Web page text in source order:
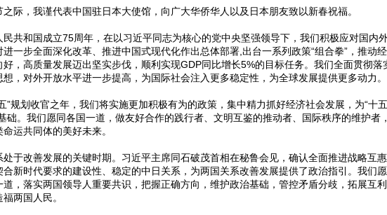
际，我谨代表中国驻日本大使馆，向广大华侨华人以及日本朋友致以新春祝福。
民共和国成立75周年，在以习近平同志为核心的党中央坚强领导下，我们积极应对国内
一步全面深化改革、推进中国式现代化作出总体部署,出台一系列政策“组合拳”，推动经
好，高质量发展迈出坚实步伐，顺利实现GDP同比增长5%的目标任务。我们全面贯彻落
想，对外开放水平进一步提高，为国际社会注入更多稳定性，为全球发展提供更多动力。
”规划收官之年，我们将实施更加积极有为的政策，集中精力抓好经济社会发展，为“十五
础。我们愿同各国一道，做友好合作的践行者、文明互鉴的推动者、国际秩序的维护者，
运共同体的美好未来。
处于改善发展的关键时期。习近平主席同石破茂首相在秘鲁会见，确认全面推进战略互惠
合新时代要求的建设性、稳定的中日关系，为两国关系改善发展提供了政治指引。我们愿
道，落实两国领导人重要共识，把握正确方向，维护政治基础，管控矛盾分歧，拓展互利
两国人民。